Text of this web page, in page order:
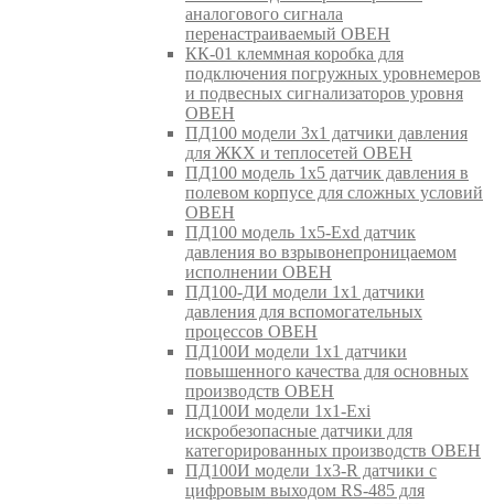
аналогового сигнала
перенастраиваемый ОВЕН
КК-01 клеммная коробка для
подключения погружных уровнемеров
и подвесных сигнализаторов уровня
ОВЕН
ПД100 модели 3х1 датчики давления
для ЖКХ и теплосетей ОВЕН
ПД100 модель 1х5 датчик давления в
полевом корпусе для сложных условий
ОВЕН
ПД100 модель 1х5-Exd датчик
давления во взрывонепроницаемом
исполнении ОВЕН
ПД100-ДИ модели 1х1 датчики
давления для вспомогательных
процессов ОВЕН
ПД100И модели 1х1 датчики
повышенного качества для основных
производств ОВЕН
ПД100И модели 1х1-Exi
искробезопасные датчики для
категорированных производств ОВЕН
ПД100И модели 1х3-R датчики с
цифровым выходом RS-485 для